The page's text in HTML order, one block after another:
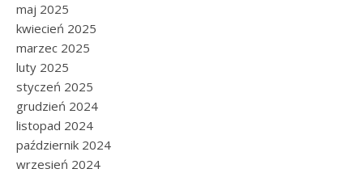
maj 2025
kwiecień 2025
marzec 2025
luty 2025
styczeń 2025
grudzień 2024
listopad 2024
październik 2024
wrzesień 2024